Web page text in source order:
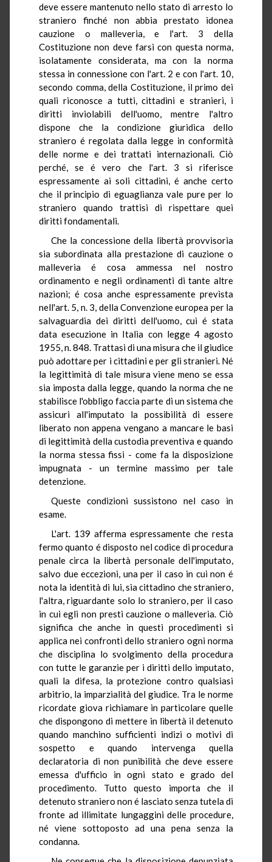
deve essere mantenuto nello stato di arresto lo
straniero finché non abbia prestato idonea
cauzione o malleveria, e l'art. 3 della
Costituzione non deve farsi con questa norma,
isolatamente considerata, ma con la norma
stessa in connessione con l'art. 2 e con l'art. 10,
secondo comma, della Costituzione, il primo dei
quali riconosce a tutti, cittadini e stranieri, i
diritti inviolabili dell'uomo, mentre l'altro
dispone che la condizione giuridica dello
straniero é regolata dalla legge in conformità
delle norme e dei trattati internazionali. Ciò
perché, se é vero che l'art. 3 si riferisce
espressamente ai soli cittadini, é anche certo
che il principio di eguaglianza vale pure per lo
straniero quando trattisi di rispettare quei
diritti fondamentali.
Che la concessione della libertà provvisoria
sia subordinata alla prestazione di cauzione o
malleveria é cosa ammessa nel nostro
ordinamento e negli ordinamenti di tante altre
nazioni; é cosa anche espressamente prevista
nell'art. 5, n. 3, della Convenzione europea per la
salvaguardia dei diritti dell'uomo, cui é stata
data esecuzione in Italia con legge 4 agosto
1955, n. 848. Trattasi di una misura che il giudice
può adottare per i cittadini e per gli stranieri. Né
la legittimità di tale misura viene meno se essa
sia imposta dalla legge, quando la norma che ne
stabilisce l'obbligo faccia parte di un sistema che
assicuri all'imputato la possibilità di essere
liberato non appena vengano a mancare le basi
di legittimità della custodia preventiva e quando
la norma stessa fissi - come fa la disposizione
impugnata - un termine massimo per tale
detenzione.
Queste condizioni sussistono nel caso in
esame.
L'art. 139 afferma espressamente che resta
fermo quanto é disposto nel codice di procedura
penale circa la libertà personale dell'imputato,
salvo due eccezioni, una per il caso in cui non é
nota la identità di lui, sia cittadino che straniero,
l'altra, riguardante solo lo straniero, per il caso
in cui egli non presti cauzione o malleveria. Ciò
significa che anche in questi procedimenti si
applica nei confronti dello straniero ogni norma
che disciplina lo svolgimento della procedura
con tutte le garanzie per i diritti dello imputato,
quali la difesa, la protezione contro qualsiasi
arbitrio, la imparzialità del giudice. Tra le norme
ricordate giova richiamare in particolare quelle
che dispongono di mettere in libertà il detenuto
quando manchino sufficienti indizi o motivi di
sospetto e quando intervenga quella
declaratoria di non punibilità che deve essere
emessa d'ufficio in ogni stato e grado del
procedimento. Tutto questo importa che il
detenuto straniero non é lasciato senza tutela di
fronte ad illimitate lungaggini delle procedure,
né viene sottoposto ad una pena senza la
condanna.